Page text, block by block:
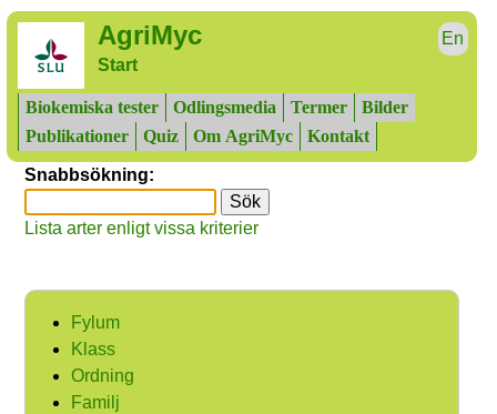
AgriMyc
En
Start
Biokemiska tester Odlingsmedia Termer
Bilder
Publikationer
Quiz Om AgriMyc Kontakt
Snabbsökning:
Lista arter enligt vissa kriterier
Fylum
Klass
Ordning
Familj